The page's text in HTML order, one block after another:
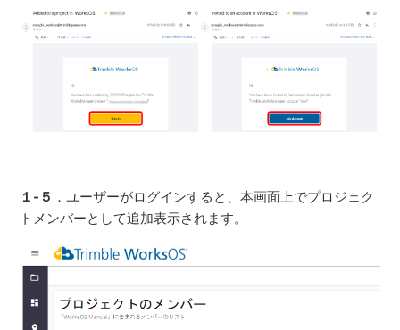
１-５ ．ユーザーがログインすると、本画面上でプロジェク
トメンバーとして追加表示されます。